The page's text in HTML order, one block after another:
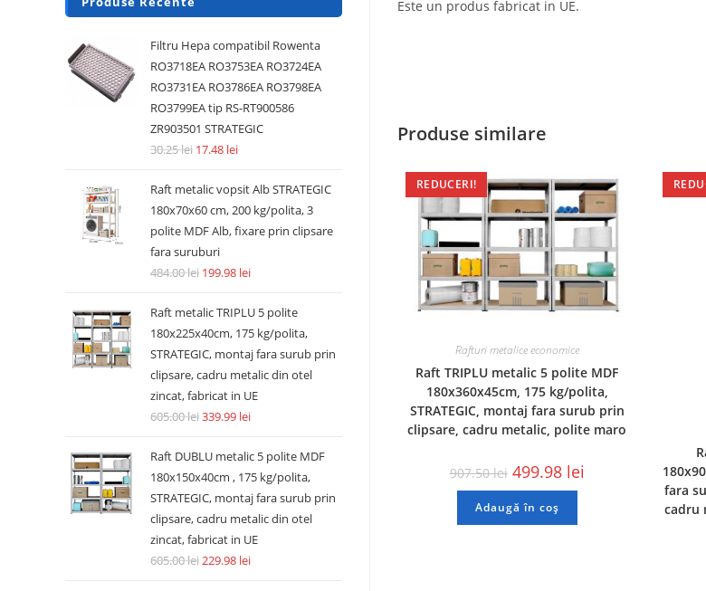
Este un produs fabricat in UE.
Produse similare
REDUCERI!
Rafturi metalice economice
Raft TRIPLU metalic 5 polite MDF
180x360x45cm, 175 kg/polita,
STRATEGIC, montaj fara surub prin
clipsare, cadru metalic, polite maro
907.50lei 499.98 lei
Adaugă în coș
fara
cadru
Filtru Hepa compatibil Rowenta
RO3718EA RO3753EA RO3724EA
RO3731EA RO3786EA RO3798EA
RO3799EA tip RS-RT900586
ZR903501 STRATEGIC
30.25lei 17.48 lei
Raft metalic vopsit Alb STRATEGIC
180x70x60 cm, 200 kg/polita, 3
polite MDF Alb, fixare prin clipsare
fara suruburi
484.00lei 199.98 lei
Raft metalic TRIPLU 5 polite
180x225x40cm, 175 kg/polita,
STRATEGIC, montaj fara surub prin
clipsare, cadru metalic din otel
zincat, fabricat in UE
605.00lei339.99 lei
Raft DUBLU metalic 5 polite MDF
180x150x40cm , 175 kg/polita,
STRATEGIC, montaj fara surub prin
clipsare, cadru metalic din otel
zincat, fabricat in UE
605.00lei229.98 lei